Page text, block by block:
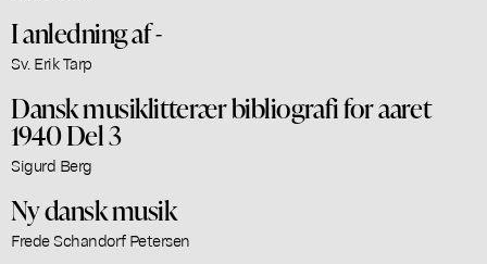
I anledning af -
Sv. Erik Tarp
Dansk musiklitterær bibliografi for aaret
1940 Del 3
Sigurd Berg
Ny dansk musik
Frede Schandorf Petersen